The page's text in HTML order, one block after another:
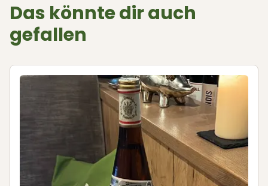
Das könnte dir auch
gefallen